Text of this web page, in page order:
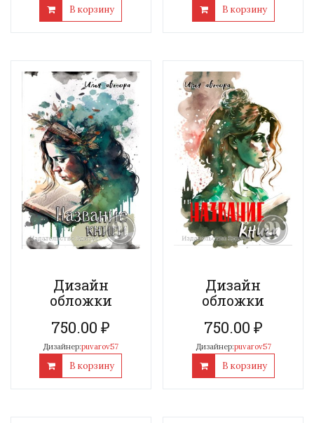
В корзину В корзину
Дизайн
обложки
750.00₽
Дизайнер:puvarov57
В корзину
Дизайн
обложки
750.00 ₽
Дизайнер:puvarov57
В корзину